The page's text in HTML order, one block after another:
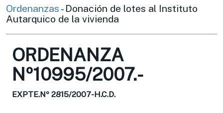
Ordenanzas - Donación de lotes al Instituto
Autarquico de la vivienda
ORDENANZA
Nº10995/2007.-
EXPTE.Nº 2815/2007-H.C.D.